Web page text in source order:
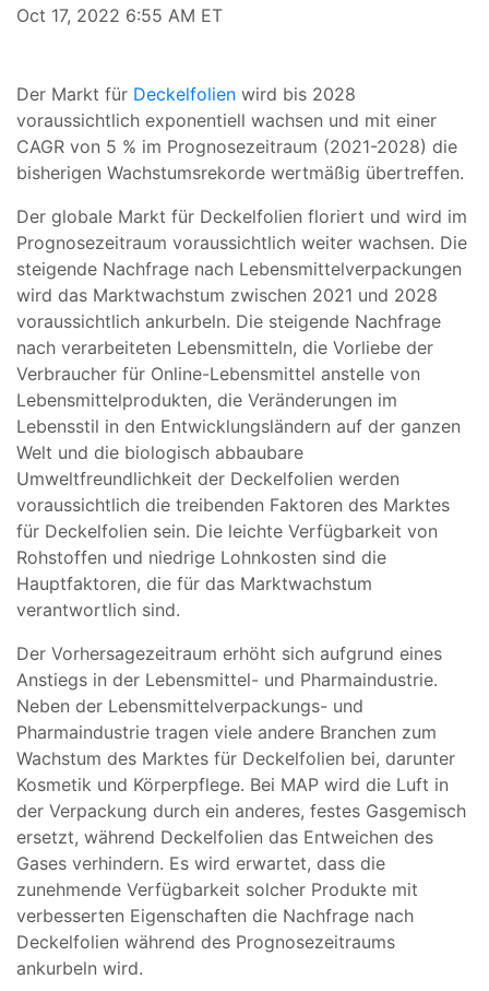
Oct 17, 2022 6:55 AM ET
Der Markt für Deckelfolien wird bis 2028
voraussichtlich exponentiell wachsen und mit einer
CAGR von 5 % im Prognosezeitraum (2021-2028) die
bisherigen Wachstumsrekorde wertmäßig übertreffen.
Der globale Markt für Deckelfolien floriert und wird im
Prognosezeitraum voraussichtlich weiter wachsen. Die
steigende Nachfrage nach Lebensmittelverpackungen
wird das Marktwachstum zwischen 2021 und 2028
voraussichtlich ankurbeln. Die steigende Nachfrage
nach verarbeiteten Lebensmitteln, die Vorliebe der
Verbraucher für Online-Lebensmittel anstelle von
Lebensmittelprodukten, die Veränderungen im
Lebensstil in den Entwicklungsländern auf der ganzen
Welt und die biologisch abbaubare
Umweltfreundlichkeit der Deckelfolien werden
voraussichtlich die treibenden Faktoren des Marktes
für Deckelfolien sein. Die leichte Verfügbarkeit von
Rohstoffen und niedrige Lohnkosten sind die
Hauptfaktoren, die für das Marktwachstum
verantwortlich sind.
Der Vorhersagezeitraum erhöht sich aufgrund eines
Anstiegs in der Lebensmittel- und Pharmaindustrie.
Neben der Lebensmittelverpackungs- und
Pharmaindustrie tragen viele andere Branchen zum
Wachstum des Marktes für Deckelfolien bei, darunter
Kosmetik und Körperpflege. Bei MAP wird die Luft in
der Verpackung durch ein anderes, festes Gasgemisch
ersetzt, während Deckelfolien das Entweichen des
Gases verhindern. Es wird erwartet, dass die
zunehmende Verfügbarkeit solcher Produkte mit
verbesserten Eigenschaften die Nachfrage nach
Deckelfolien während des Prognosezeitraums
ankurbeln wird.